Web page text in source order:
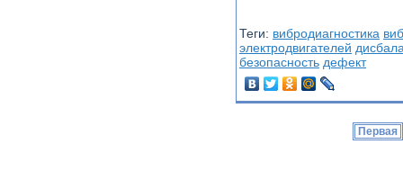
Теги: вибродиагностика
электродвигателей
безопасность дефект
Первая